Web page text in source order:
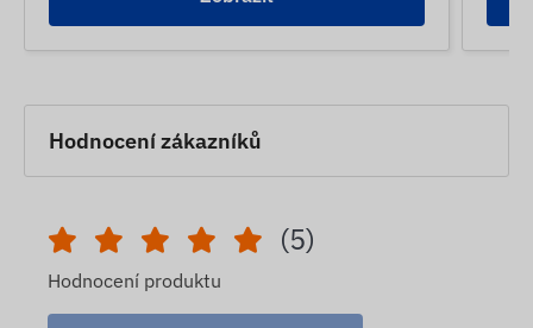
Hodnocení zákazníků
(5)
Hodnocení produktu